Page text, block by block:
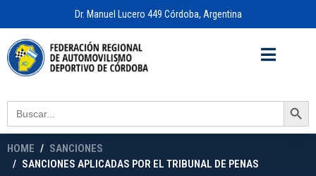
Dr. Manuel Lucero 449 Córdoba, Argentina
Search
for:
Search Button
HOME
SANCIONES
SANCIONES APLICADAS POR EL TRIBUNAL DE PENAS